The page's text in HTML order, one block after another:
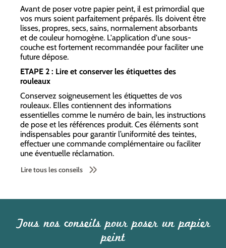
Avant de poser votre papier peint, il est primordial que
vos murs soient parfaitement préparés. Ils doivent être
lisses, propres, secs, sains, normalement absorbants
et de couleur homogène. L'application d'une sous-
couche est fortement recommandée pour faciliter une
future dépose.
ETAPE 2 : Lire et conserver les étiquettes des
rouleaux
Conservez soigneusement les étiquettes de vos
rouleaux. Elles contiennent des informations
essentielles comme le numéro de bain, les instructions
de pose et les références produit. Ces éléments sont
indispensables pour garantir l’uniformité des teintes,
effectuer une commande complémentaire ou faciliter
une éventuelle réclamation.
Lire tous les conseils
Tous nos conseils pour poser un papier
peint